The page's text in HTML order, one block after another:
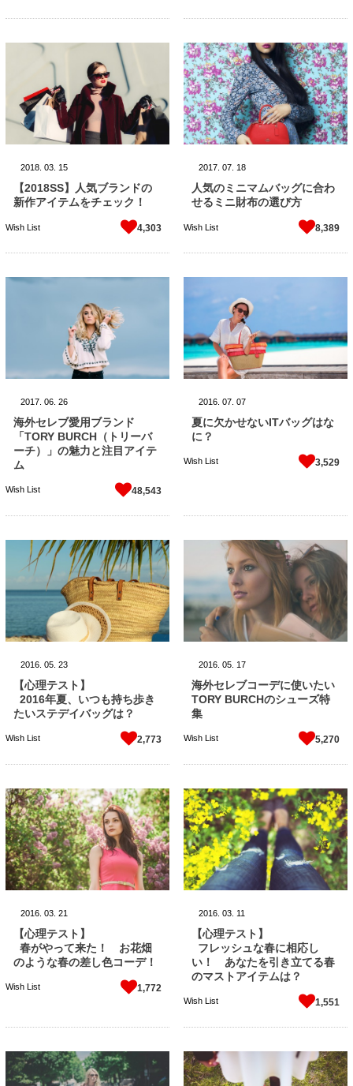
2018. 03. 15
【2018SS】人気ブランドの
新作アイテムをチェック！
4,303
Wish List
2017. 07. 18
人気のミニマムバッグに合わ
せるミニ財布の選び方
8,389
Wish List
2017. 06. 26
海外セレブ愛用ブランド
「TORY BURCH（トリーバ
ーチ）」の魅力と注目アイテ
ム
48,543
Wish List
2016. 07. 07
夏に欠かせないITバッグはな
に？
3,529
Wish List
2016. 05. 23
【心理テスト】
2016年夏、いつも持ち歩き
たいステデイバッグは？
2,773
Wish List
2016. 05. 17
海外セレブコーデに使いたい
TORY BURCHのシューズ特
集
5,270
Wish List
2016. 03. 21
【心理テスト】
春がやって来た！ お花畑
のような春の差し色コーデ！
1,772
Wish List
2016. 03. 11
【心理テスト】
フレッシュな春に相応し
い！ あなたを引き立てる春
のマストアイテムは？
1,551
Wish List